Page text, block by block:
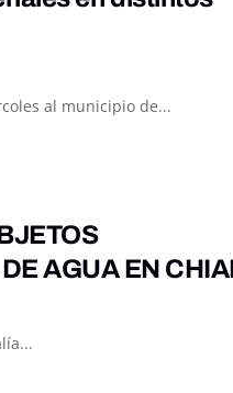
al municipio de...
AGUA EN